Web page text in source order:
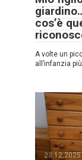
cos’è
A volte un
all’infanzia
23.12.2025